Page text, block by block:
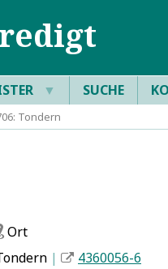
▼ SUCHE
Tondern
Ort
|
4360056-6